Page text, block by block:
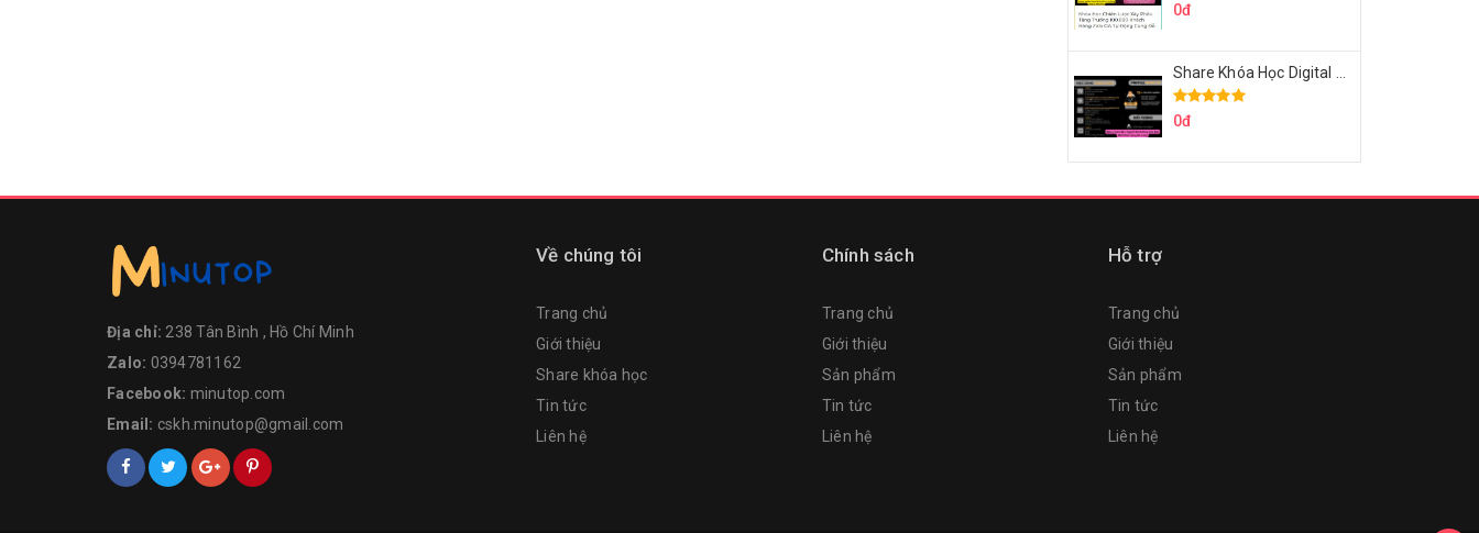
0đ
0đ
Địa chỉ: 238 Tân Bình , Hồ Chí Minh
Zalo: 0394781162
Facebook: minutop.com
Email: cskh.minutop@gmail.com
Về chúng tôi
Trang chủ
Giới thiệu
Share khóa học
Tin tức
Liên hệ
Chính sách
Trang chủ
Giới thiệu
Sản phẩm
Tin tức
Liên hệ
Hỗ trợ
Trang chủ
Giới thiệu
Sản phẩm
Tin tức
Liên hệ